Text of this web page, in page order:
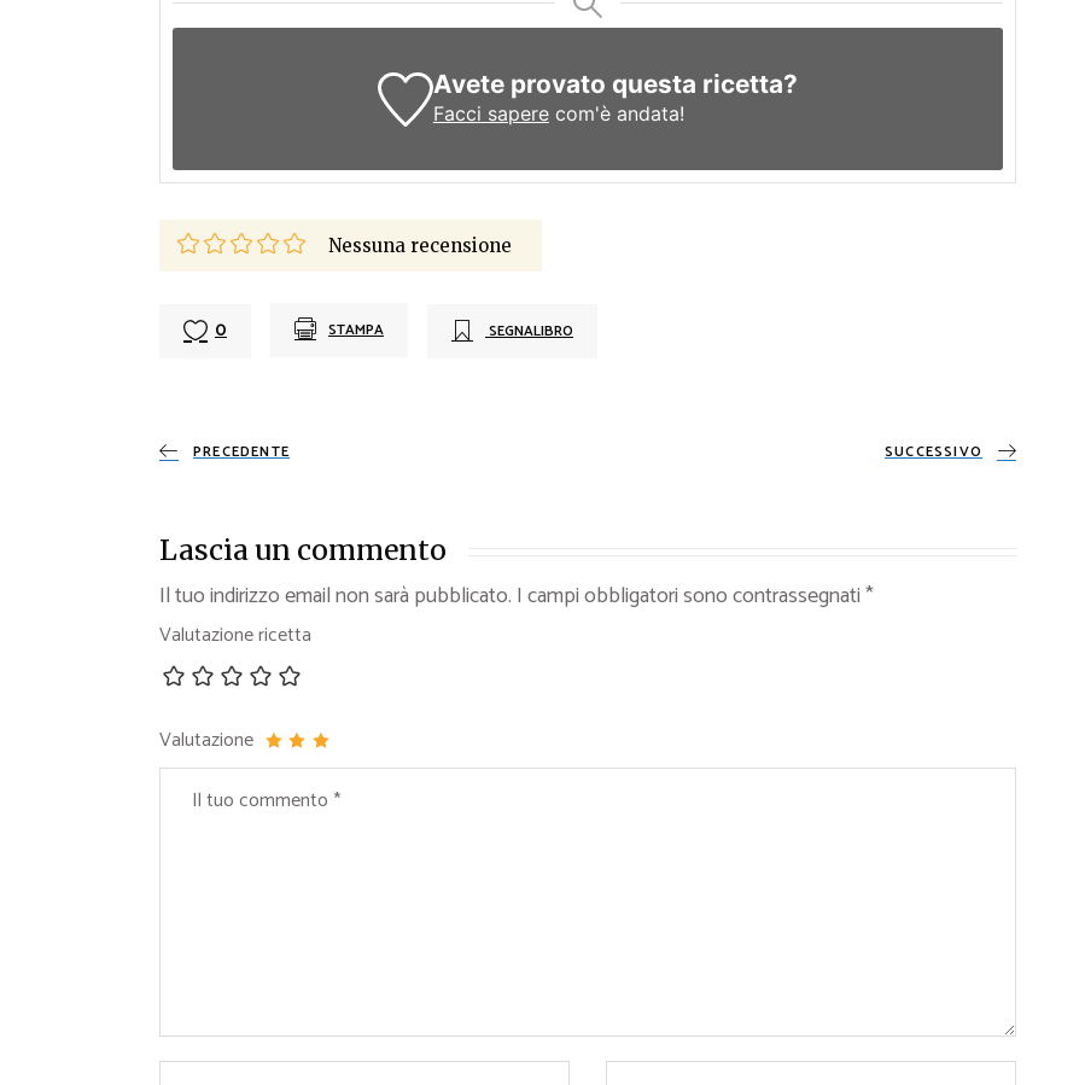
Avete provato questa ricetta?
Facci saperecom'è andata!
Nessuna recensione
0 STAMPA SEGNALIBRO
PRECEDENTE SUCCESSIVO
Lascia un commento
Il tuo indirizzo email non sarà pubblicato. I campi obbligatori sono contrassegnati*
Valutazione ricetta
Valutazione